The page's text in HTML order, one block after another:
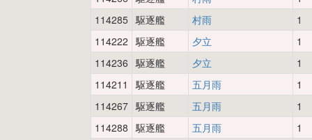
114285 駆逐艦 村雨
1
114222 駆逐艦 夕立
1
114236 駆逐艦 夕立
1
114211
駆逐艦 五月雨
1
114267 駆逐艦 五月雨
1
114288 駆逐艦 五月雨 1